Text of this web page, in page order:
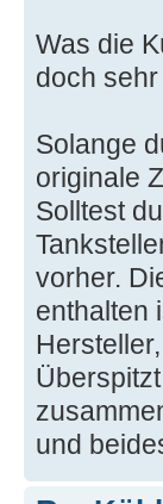
Was die
doch
Solange
originale
Solltest
vorher.
enthalten
und